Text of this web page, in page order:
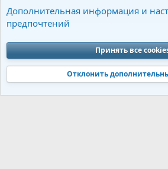
Cookies Charm by DCom
Обратная связь
Условия и правила
Политика конфиденциальности
Community platform by XenForo® © 2010-2026
Jumuro®|Media embeds via s9e/MediaSites
Дополнительная информация и
предпочтений
Принять все
Отклонить